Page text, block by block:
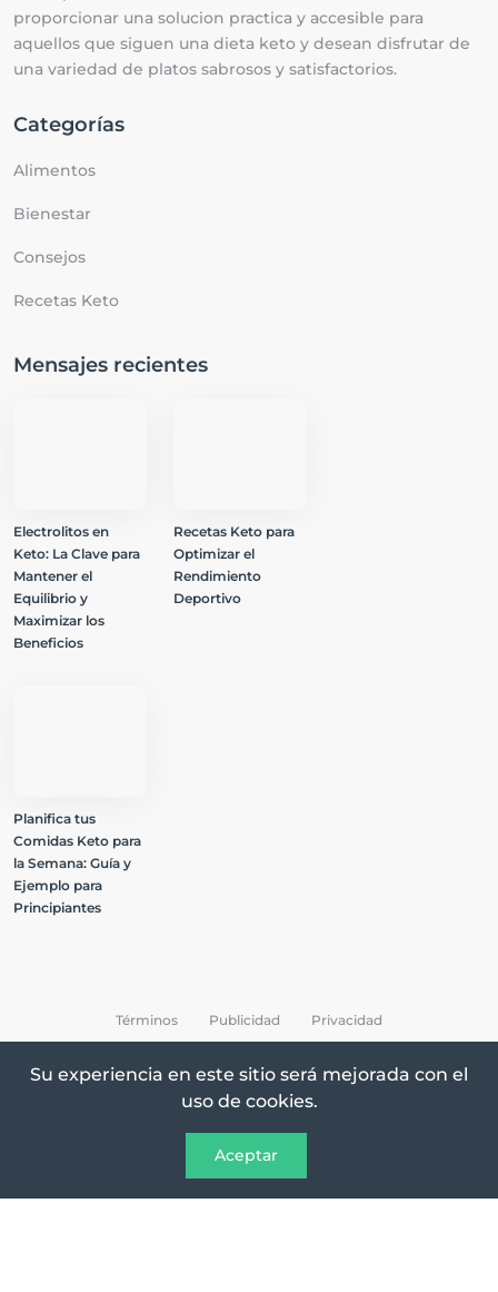
proporcionar una solucion practica y accesible para
aquellos que siguen una dieta keto y desean disfrutar de
una variedad de platos sabrosos y satisfactorios.
Categorías
Alimentos
Bienestar
Consejos
Recetas Keto
Mensajes recientes
Electrolitos en
Keto: La Clave para
Mantener el
Equilibrio y
Maximizar los
Beneficios
Recetas Keto para
Optimizar el
Rendimiento
Deportivo
Planifica tus
Comidas Keto para
la Semana: Guía y
Ejemplo para
Principiantes
All Rights Reserved © 2026 Keto Recetas
Términos Publicidad Privacidad
Su experiencia en este sitio será mejorada con el
uso de cookies.
Aceptar